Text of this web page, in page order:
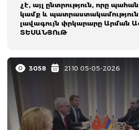
չէ, այլ ընտրություն, որը
կամք և
լավագույն փրկարարը Արման
ՏԵՍԱՆՅՈւԹ
3058 21:10 05-05-2026